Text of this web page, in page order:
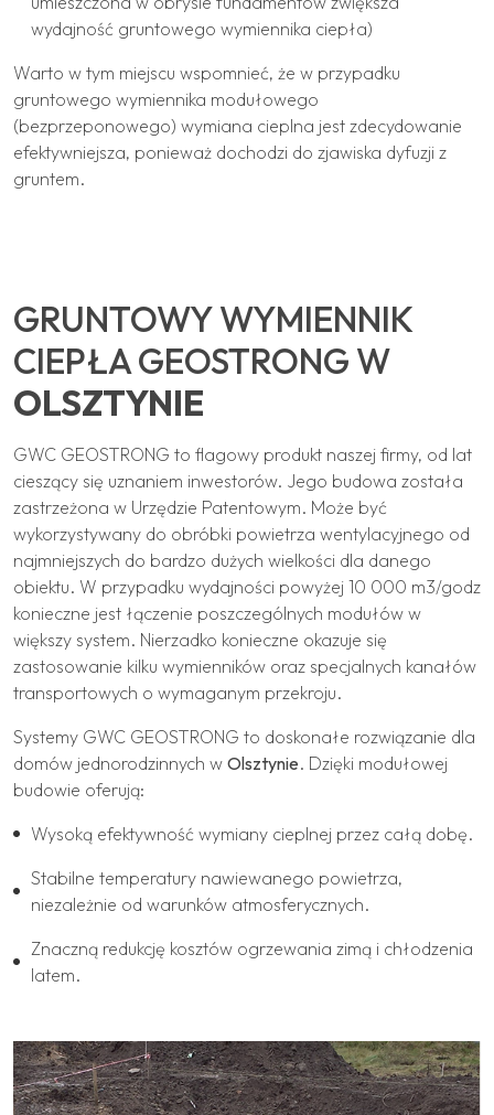
wydajność gruntowego wymiennika ciepła)
Warto w tym miejscu wspomnieć, że w przypadku
gruntowego wymiennika modułowego
(bezprzeponowego) wymiana cieplna jest zdecydowanie
efektywniejsza, ponieważ dochodzi do zjawiska dyfuzji z
gruntem.
GRUNTOWY WYMIENNIK
CIEPŁA GEOSTRONG W
OLSZTYNIE
GWC GEOSTRONG to flagowy produkt naszej firmy, od lat
cieszący się uznaniem inwestorów. Jego budowa została
zastrzeżona w Urzędzie Patentowym. Może być
wykorzystywany do obróbki powietrza wentylacyjnego od
najmniejszych do bardzo dużych wielkości dla danego
obiektu. W przypadku wydajności powyżej 10 000 m3/godz
konieczne jest łączenie poszczególnych modułów w
większy system. Nierzadko konieczne okazuje się
zastosowanie kilku wymienników oraz specjalnych kanałów
transportowych o wymaganym przekroju.
Systemy GWC GEOSTRONG to doskonałe rozwiązanie dla
domów jednorodzinnych w Olsztynie. Dzięki modułowej
budowie oferują:
Wysoką efektywność wymiany cieplnej przez całą dobę.
Stabilne temperatury nawiewanego powietrza,
niezależnie od warunków atmosferycznych.
Znaczną redukcję kosztów ogrzewania zimą i chłodzenia
latem.